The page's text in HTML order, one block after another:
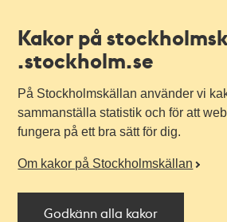
Kakor på
.stockholm.se
På Stockholmskällan använder vi
sammanställa statistik och för att
fungera på ett bra sätt för dig.
Om kakor på Stockholmskällan
Godkänn alla kakor